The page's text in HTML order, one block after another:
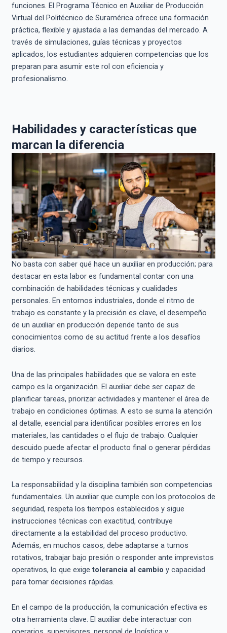
funciones. El Programa Técnico en Auxiliar de Producción
Virtual del Politécnico de Suramérica ofrece una formación
práctica, flexible y ajustada a las demandas del mercado. A
través de simulaciones, guías técnicas y proyectos
aplicados, los estudiantes adquieren competencias que los
preparan para asumir este rol con eficiencia y
profesionalismo.
Habilidades y características que
marcan la diferencia
No basta con saber qué hace un auxiliar en producción; para
destacar en esta labor es fundamental contar con una
combinación de habilidades técnicas y cualidades
personales. En entornos industriales, donde el ritmo de
trabajo es constante y la precisión es clave, el desempeño
de un auxiliar en producción depende tanto de sus
conocimientos como de su actitud frente a los desafíos
diarios.
Una de las principales habilidades que se valora en este
campo es la organización. El auxiliar debe ser capaz de
planificar tareas, priorizar actividades y mantener el área de
trabajo en condiciones óptimas. A esto se suma la atención
al detalle, esencial para identificar posibles errores en los
materiales, las cantidades o el flujo de trabajo. Cualquier
descuido puede afectar el producto final o generar pérdidas
de tiempo y recursos.
La responsabilidad y la disciplina también son competencias
fundamentales. Un auxiliar que cumple con los protocolos de
seguridad, respeta los tiempos establecidos y sigue
instrucciones técnicas con exactitud, contribuye
directamente a la estabilidad del proceso productivo.
Además, en muchos casos, debe adaptarse a turnos
rotativos, trabajar bajo presión o responder ante imprevistos
operativos, lo que exigetolerancia al cambio y capacidad
para tomar decisiones rápidas.
En el campo de la producción, la comunicación efectiva es
otra herramienta clave. El auxiliar debe interactuar con